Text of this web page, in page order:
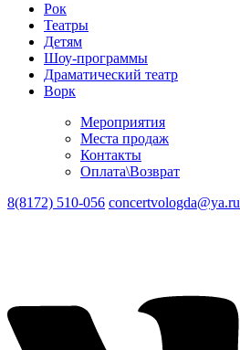
Рок
Театры
Детям
Шоу-программы
Драматический театр
Ворк
Мероприятия
Места продаж
Контакты
Оплата\Возврат
8(8172) 510-056 concertvologda@ya.ru